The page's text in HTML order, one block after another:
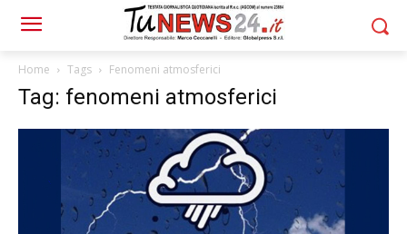
Home Tags Fenomeni atmosferici
Tag: fenomeni atmosferici